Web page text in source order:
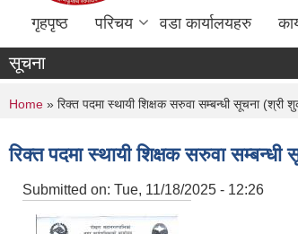
गृहपृष्ठ परिचय वडा कार्यालयहरु
सूचना
You are here
Home » रिक्त पदमा स्थायी शिक्षक सरुवा सम्बन्धी सूचना (श्री
रिक्त पदमा स्थायी शिक्षक सरुवा
Submitted on: Tue, 11/18/2025 - 12:26